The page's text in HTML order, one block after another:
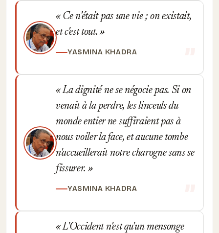
Ce n'était pas une vie ; on existait,
et c'est tout.
YASMINA KHADRA
La dignité ne se négocie pas. Si on
venait à la perdre, les linceuls du
monde entier ne suffiraient pas à
nous voiler la face, et aucune tombe
n'accueillerait notre charogne sans se
fissurer.
YASMINA KHADRA
L'Occident n'est qu'un mensonge